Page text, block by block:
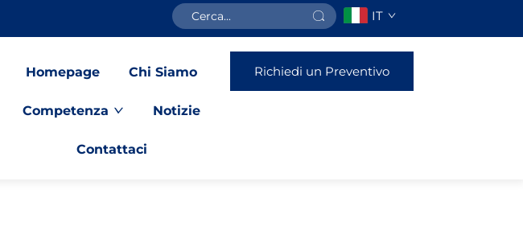
IT
Homepage Chi Siamo
Competenza Notizie
Contattaci
Richiedi un Preventivo